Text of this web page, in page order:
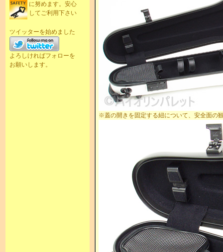
に努めます。安心
してご利用下さい
ツイッターを始めました
よろしければフォローを
お願いします。
※蓋の開きを固定する紐について、安全面の